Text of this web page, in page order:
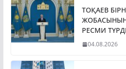
ТОҚАЕВ
РЕСМИ
04.08.2026